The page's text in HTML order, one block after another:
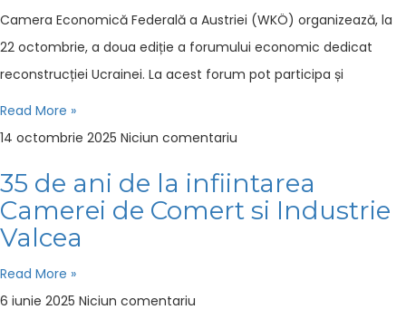
Camera Economică Federală a Austriei (WKÖ) organizează, la
22 octombrie, a doua ediție a forumului economic dedicat
reconstrucției Ucrainei. La acest forum pot participa și
Read More »
14 octombrie 2025 Niciun comentariu
35 de ani de la infiintarea
Camerei de Comert si Industrie
Valcea
Read More »
6 iunie 2025 Niciun comentariu